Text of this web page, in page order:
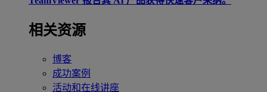
相关资源
博客
成功案例
活动和在线讲座